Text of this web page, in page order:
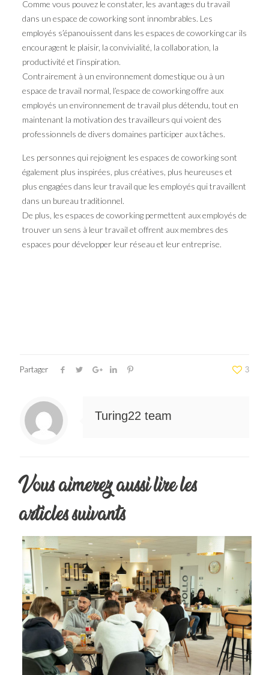
Comme vous pouvez le constater, les avantages du travail
dans un espace de coworking sont innombrables. Les
employés s’épanouissent dans les espaces de coworking car ils
encouragent le plaisir, la convivialité, la collaboration, la
productivité et l’inspiration.
Contrairement à un environnement domestique ou à un
espace de travail normal, l’espace de coworking offre aux
employés un environnement de travail plus détendu, tout en
maintenant la motivation des travailleurs qui voient des
professionnels de divers domaines participer aux tâches.
Les personnes qui rejoignent les espaces de coworking sont
également plus inspirées, plus créatives, plus heureuses et
plus engagées dans leur travail que les employés qui travaillent
dans un bureau traditionnel.
De plus, les espaces de coworking permettent aux employés de
trouver un sens à leur travail et offrent aux membres des
espaces pour développer leur réseau et leur entreprise.
Partager 3
Turing22 team
Vous aimerez aussi lire les
articles suivants